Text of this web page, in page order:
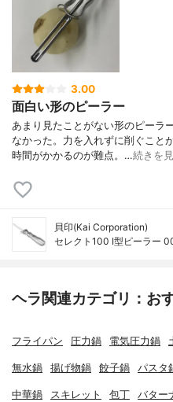
3.00
面白い形のピーラー
あまり見たことがない形のピーラ
なかった。力を入れずに削ぐこと
時間がかかるのが難点。…続きを
貝印(Kai Corporation)
セレクト100 I型ピーラー
ヘラ関連カテゴリ：お
フライパン 圧力鍋 電気圧力鍋
無水鍋 揚げ物鍋 餃子鍋 パスタ
中華鍋 スキレット 包丁 バター